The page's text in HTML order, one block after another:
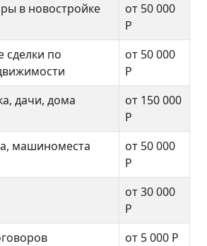
в новостройке
от 50 000
Р
сделки по
от 50 000
Р
дачи, дома
от 150 000
Р
машиноместа
от 50 000
Р
от 30 000
Р
от 5 000 Р